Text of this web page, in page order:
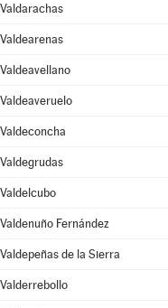
Valdarachas
Valdearenas
Valdeavellano
Valdeaveruelo
Valdeconcha
Valdegrudas
Valdelcubo
Valdenuño Fernández
Valdepeñas de la Sierra
Valderrebollo